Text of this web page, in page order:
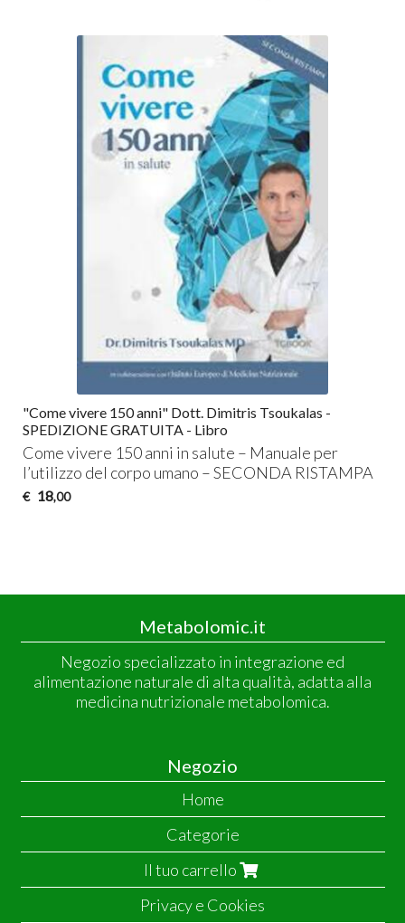
"Come vivere 150 anni" Dott. Dimitris Tsoukalas -
SPEDIZIONE GRATUITA - Libro
Come vivere 150 anni in salute – Manuale per
l’utilizzo del corpo umano –SECONDA RISTAMPA
€ 18,00
Metabolomic.it
Negozio specializzato in integrazione ed
alimentazione naturale di alta qualità, adatta alla
medicina nutrizionale metabolomica.
Negozio
Home
Categorie
Il tuo carrello
Privacy e Cookies